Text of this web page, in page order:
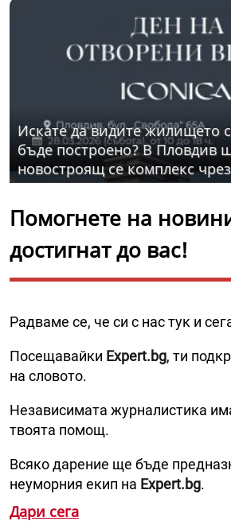
Искате да видите жилището
бъде построено? В Пловдив
новостроящ се комплекс
разходка
Помогнете на
достигнат до вас!
Радваме се, че си с нас тук и
Посещавайки Expert.bg, ти
на словото.
Независимата журналистика
твоята помощ.
Всяко дарение ще бъде
неуморния екип на Expert.bg.
Дари сега